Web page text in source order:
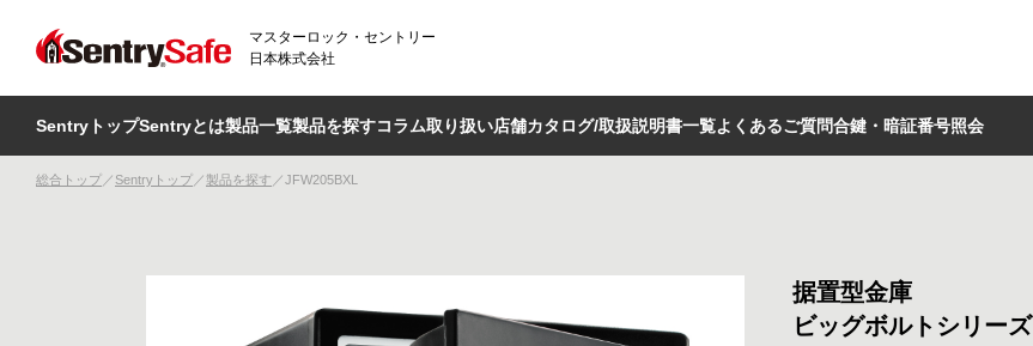
マスターロック・セントリー
日本株式会社
SentryトップSentryとは製品一覧製品を探すコラム取り扱い店舗カタログ/取扱説明書一覧よくあるご質問合鍵・暗証番号照会
総合トップ Sentryトップ 製品を探す JFW205BXL
据置型金庫
ビッグボルトシリーズ